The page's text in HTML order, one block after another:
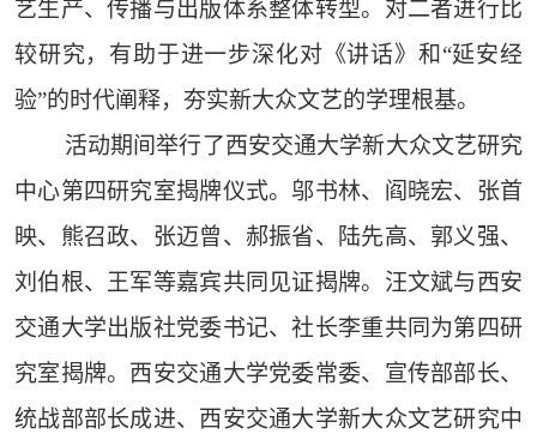
艺生产、传播与出版体系整体转型。对二者进行比
较研究，有助于进一步深化对《讲话》和“延安经
验”的时代阐释，夯实新大众文艺的学理根基。
活动期间举行了西安交通大学新大众文艺研究
中心第四研究室揭牌仪式。邬书林、阎晓宏、张首
映、熊召政、张迈曾、郝振省、陆先高、郭义强、
刘伯根、王军等嘉宾共同见证揭牌。汪文斌与西安
交通大学出版社党委书记、社长李重共同为第四研
究室揭牌。西安交通大学党委常委、宣传部部长、
统战部部长成进、西安交通大学新大众文艺研究中